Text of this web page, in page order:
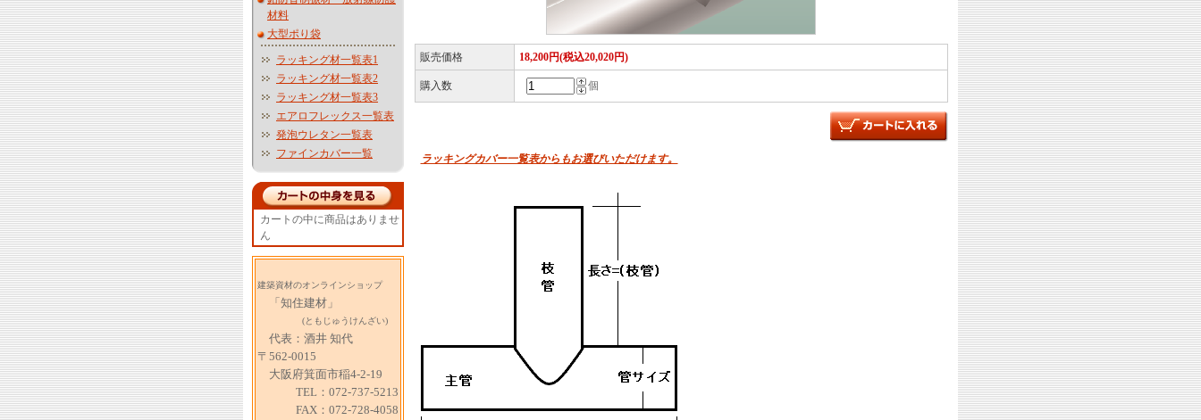
材料
大型ポり袋
ラッキング材一覧表1
ラッキング材一覧表2
ラッキング材一覧表3
エアロフレックス一覧表
発泡ウレタン一覧表
ファインカバー一覧
カートの中に商品はありませ
ん
建築資材のオンラインショップ
「知住建材」
(ともじゅうけんざい)
代表：酒井 知代
〒562-0015
大阪府箕面市稲4-2-19
TEL：072-737-5213
FAX：072-728-4058
販売価格 18,200円(税込20,020円)
購入数 個
ラッキングカバー一覧表からもお選びいただけます。